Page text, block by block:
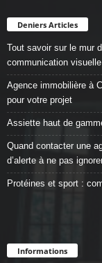
Deniers Articles
Tout savoir sur le mur
communication visuelle
Agence immobilière à
pour votre projet
Assiette haut de
Quand contacter une
d’alerte à ne pas
Protéines et sport :
Informations